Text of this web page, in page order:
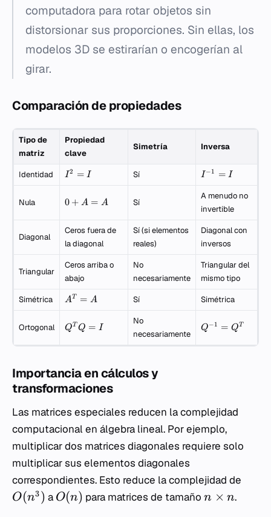
computadora para rotar objetos sin
distorsionar sus proporciones. Sin ellas, los
modelos 3D se estirarían o encogerían al
girar.
Comparación de propiedades
Tipo de
matriz
Propiedad
clave
Simetría Inversa
Identidad I2 = I Sí I −1 = I
Nula 0 + A = A Sí
A menudo no
invertible
Diagonal
Ceros fuera de
la diagonal
Sí (si elementos
reales)
Diagonal con
inversos
Triangular
Ceros arriba o
abajo
No
necesariamente
Triangular del
mismo tipo
Simétrica AT = A Sí Simétrica
Ortogonal QT Q = I
No
necesariamente
Q−1 = QT
Importancia en cálculos y
transformaciones
Las matrices especiales reducen la complejidad
computacional en álgebra lineal. Por ejemplo,
multiplicar dos matrices diagonales requiere solo
multiplicar sus elementos diagonales
correspondientes. Esto reduce la complejidad de
O(n3 ) a O(n) para matrices de tamañon × n.